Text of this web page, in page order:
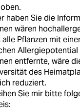
haben Sie die
wären
alle Pflanzen mit
Allergiepotential
entfernte, wäre
des
reduziert.
Sie mir bitte